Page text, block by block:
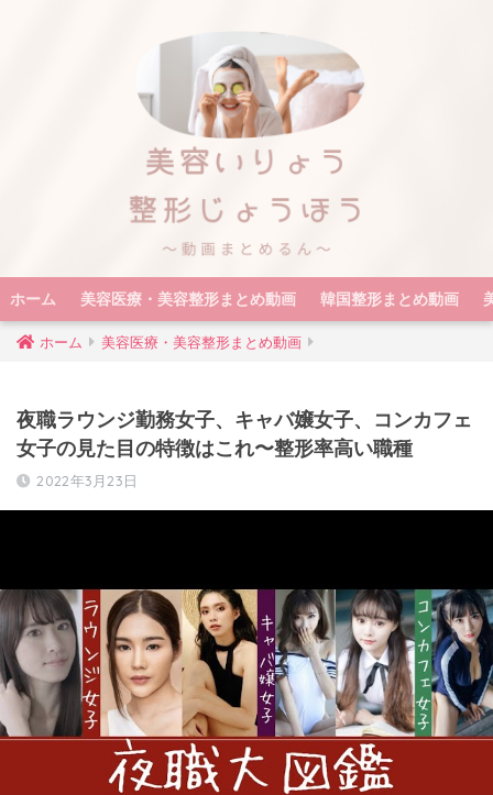
ホーム 美容医療・美容整形まとめ動画 韓国整形まとめ動画
ホーム 美容医療・美容整形まとめ動画
夜職ラウンジ勤務女子、キャバ嬢女子、コンカフェ
女子の見た目の特徴はこれ〜整形率高い職種
2022年3月23日